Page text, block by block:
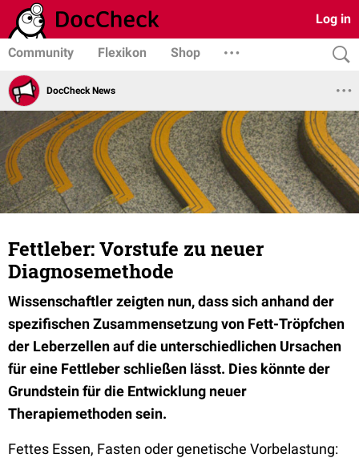
Log in
Community Flexikon Shop
DocCheck News
Fettleber: Vorstufe zu neuer
Diagnosemethode
Wissenschaftler zeigten nun, dass sich anhand der
spezifischen Zusammensetzung von Fett-Tröpfchen
der Leberzellen auf die unterschiedlichen Ursachen
für eine Fettleber schließen lässt. Dies könnte der
Grundstein für die Entwicklung neuer
Therapiemethoden sein.
Fettes Essen, Fasten oder genetische Vorbelastung: